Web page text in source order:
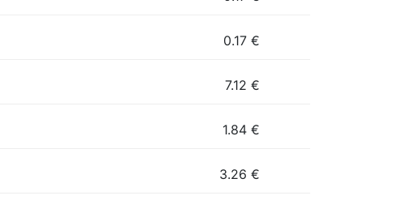
0.17 €
7.12 €
1.84 €
3.26 €